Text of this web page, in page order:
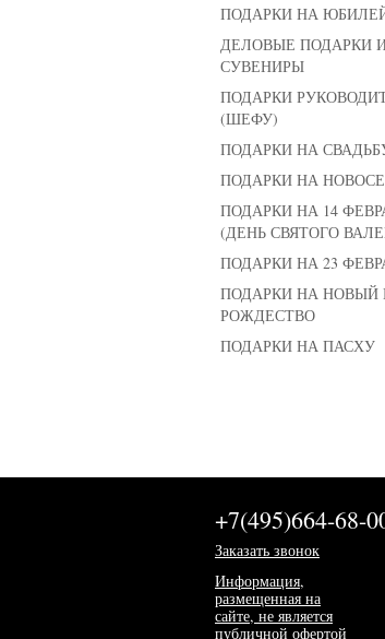
ПОДАРКИ НА
ДЕЛОВЫЕ ПОДАРКИ
СУВЕНИРЫ
ПОДАРКИ
(ШЕФУ)
ПОДАРКИ НА
ПОДАРКИ НА
ПОДАРКИ НА 14
(ДЕНЬ СВЯТОГО
ПОДАРКИ НА 23
ПОДАРКИ НА НОВЫЙ
РОЖДЕСТВО
ПОДАРКИ НА ПАСХУ
+7(495)664-68-
Заказать звонок
Информация,
размещенная на
сайте, не является
публичной офертой